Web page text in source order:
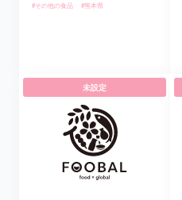
#その他の食品 #熊本県
未設定